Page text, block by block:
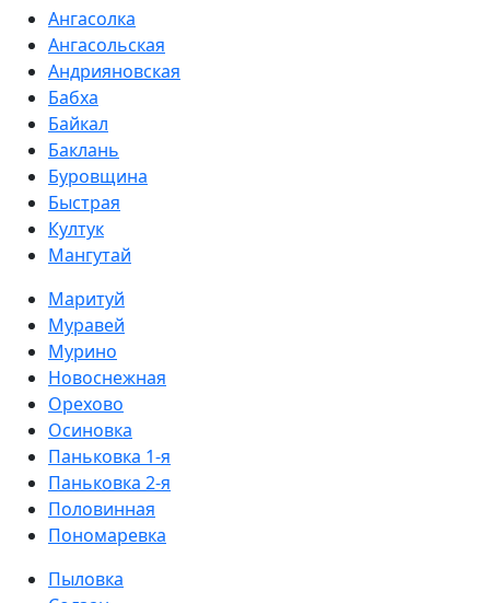
Ангасолка
Ангасольская
Андрияновская
Бабха
Байкал
Баклань
Буровщина
Быстрая
Култук
Мангутай
Маритуй
Муравей
Мурино
Новоснежная
Орехово
Осиновка
Паньковка 1-я
Паньковка 2-я
Половинная
Пономаревка
Пыловка